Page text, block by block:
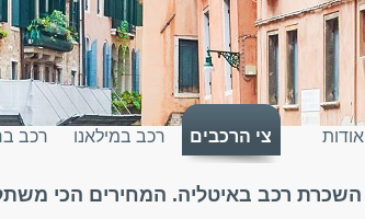
אודות צי הרכבים רכב במילאנו רכב
השכרת רכב באיטליה. המחירים הכי